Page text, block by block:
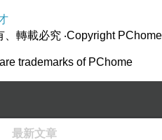
、轉載必究 ‧Copyright PChome
trademarks of PChome
最新文章